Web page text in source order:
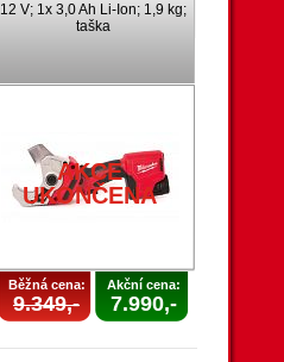
12 V; 1x 3,0 Ah Li-Ion; 1,9 kg;
taška
AKCE
UKONČENA
Běžná cena:
9.349,-
Akční cena:
7.990,-